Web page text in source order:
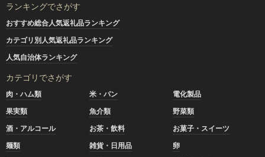
ランキングでさがす
おすすめ総合人気返礼品ランキング
カテゴリ別人気返礼品ランキング
人気自治体ランキング
カテゴリでさがす
肉・ハム類 米・パン
電化製品
果実類
魚介類
野菜類
酒・アルコール
お茶・飲料
お菓子・スイーツ
麺類
雑貨・日用品
卵